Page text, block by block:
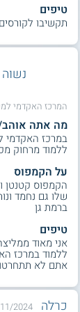
טיפים
תקשיבו
נשוה
המרכז האקדמי
מה אתה
במרכז האקדמי
ללמוד מרחוק
על הקמפוס
הקמפוס קטנטן
שלו גם נחמד
ברמת גן
טיפים
אני מאוד
ללמוד במרכז
אתם לא
כרלה 2024